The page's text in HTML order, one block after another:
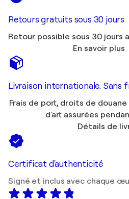
Retours gratuits sous 30 jours
Retour possible sous 30 jours
En savoir plus
Livraison internationale. Sans
Frais de port, droits de
d'art assurées
Détails de
Certificat d'authenticité
Signé et inclus avec chaque